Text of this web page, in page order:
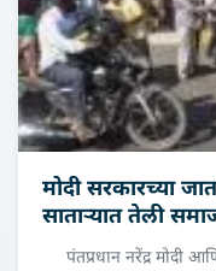
मोदी सरकारच्या
साताऱ्यात तेली
पंतप्रधान नरेंद्र मोदी